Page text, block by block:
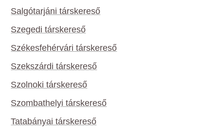
Salgótarjáni társkereső
Szegedi társkereső
Székesfehérvári társkereső
Szekszárdi társkereső
Szolnoki társkereső
Szombathelyi társkereső
Tatabányai társkereső